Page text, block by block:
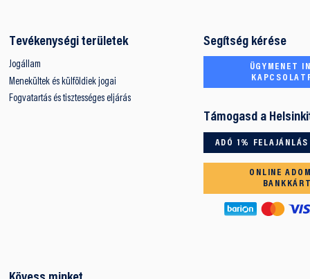
Tevékenységi területek
Jogállam
Menekültek és külföldiek jogai
Fogvatartás és tisztességes eljárás
Segítség kérése
ÜGYMENET
Támogasd a
ADÓ 1% FELAJÁNLÁS
ONLINE